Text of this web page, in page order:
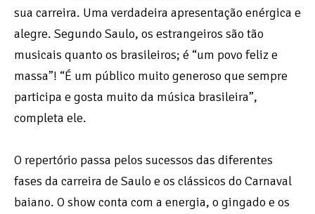
sua carreira. Uma verdadeira apresentação enérgica e
alegre. Segundo Saulo, os estrangeiros são tão
musicais quanto os brasileiros; é “um povo feliz e
massa”! “É um público muito generoso que sempre
participa e gosta muito da música brasileira”,
completa ele.
O repertório passa pelos sucessos das diferentes
fases da carreira de Saulo e os clássicos do Carnaval
baiano. O show conta com a energia, o gingado e os